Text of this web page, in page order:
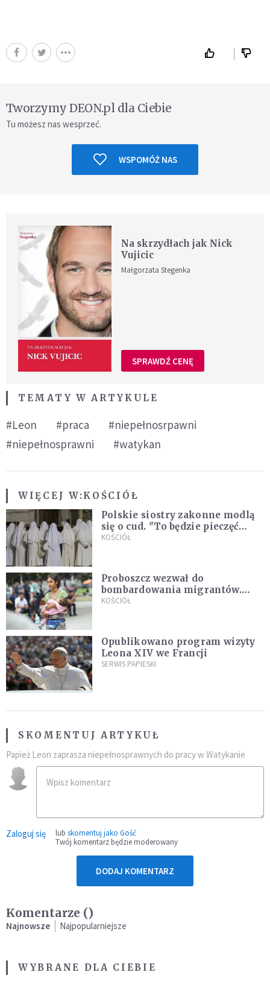
Tworzymy DEON.pl dla Ciebie
Tu możesz nas wesprzeć.
WSPOMÓŻ NAS
Na skrzydłach jak Nick
Vujicic
Małgorzata Stegenka
SPRAWDŹ CENĘ
TEMATY W ARTYKULE
#Leon #praca
#niepełnosrpawni
#niepełnosprawni
#watykan
WIĘCEJ W:KOŚCIÓŁ
Polskie siostry zakonne modlą
się o cud. "To będzie pieczęć
Pana Boga dla naszej wiary"
KOŚCIÓŁ
Proboszcz wezwał do
bombardowania migrantów.
"Masowy ogień przeciwko
KOŚCIÓŁ
Opublikowano program wizyty
Leona XIV we Francji
SERWIS PAPIESKI
SKOMENTUJ ARTYKUŁ
Papież Leon zaprasza niepełnosprawnych do pracy w Watykanie
Zaloguj się lub skomentuj jako Gość
Twój komentarz będzie moderowany
DODAJ KOMENTARZ
Komentarze ()
Najnowsze Najpopularniejsze
WYBRANE DLA CIEBIE